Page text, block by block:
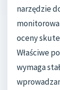
narzędzie
oceny
Właściwe
wymaga